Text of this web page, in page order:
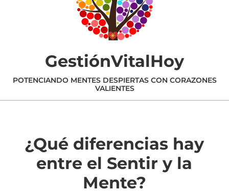
GestiónVitalHoy
POTENCIANDO MENTES DESPIERTAS CON CORAZONES
VALIENTES
¿Qué diferencias hay
entre el Sentir y la
Mente?